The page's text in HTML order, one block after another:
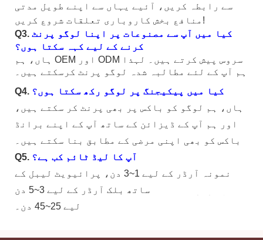
سے رابطہ کریں، آئیے یہاں سے اپنے طویل مدتی
منافع بخش کاروباری تعلقات شروع کریں!
Q3. کیا میں آپ سے مصنوعات پر اپنا لوگو پرنٹ
کرنے کے لیے کہہ سکتا ہوں؟
ہاں، ہم OEM اور ODM سروس پیش کرتے ہیں۔ لہذا
ہم آپ کے لئے مطالبہ شدہ لوگو پرنٹ کرسکتے ہیں۔
Q4. کیا میں پیکیجنگ پر لوگو رکھ سکتا ہوں؟
ہاں، ہم لوگو کو باکس پر بھی پرنٹ کر سکتے ہیں،
اور ہم آپ کے ڈیزائن کے ساتھ آپ کے اپنے برانڈ
باکس کو بھی اپنی مرضی کے مطابق بنا سکتے ہیں۔
Q5. آپ کا لیڈ ٹائم کب ہے؟
نمونہ آرڈر کے لیے 1~3 دن، پرائیویٹ لیبل کے
ساتھ بلک آرڈر کے لیے 3~5 دن، OEM کسٹم آرڈر کے
لیے 25~45 دن۔